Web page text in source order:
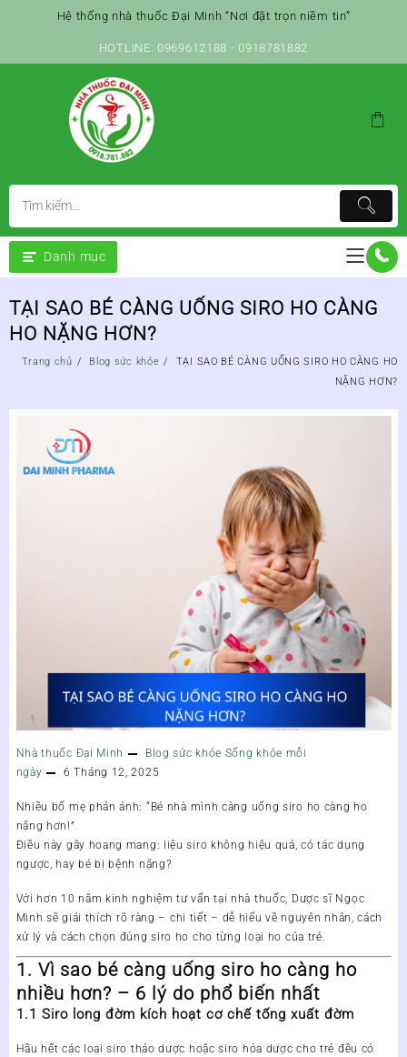
Hệ thống nhà thuốc Đại Minh “Nơi đặt trọn niềm tin”
HOTLINE: 0969612188 - 0918781882
Danh mục
TẠI SAO BÉ CÀNG UỐNG SIRO HO CÀNG
HO NẶNG HƠN?
Trang chủ Blog sức khỏe
TẠI SAO BÉ CÀNG UỐNG SIRO HO CÀNG HO
NẶNG HƠN?
Nhà thuốc Đại Minh Blog sức khỏe Sống khỏe mỗi
ngày
6 Tháng 12, 2025
Nhiều bố mẹ phản ánh: “Bé nhà mình càng uống siro ho càng ho
nặng hơn!”
Điều này gây hoang mang: liệu siro không hiệu quả, có tác dụng
ngược, hay bé bị bệnh nặng?
Với hơn 10 năm kinh nghiệm tư vấn tại nhà thuốc, Dược sĩ Ngọc
Minh sẽ giải thích rõ ràng – chi tiết – dễ hiểu về nguyên nhân, cách
xử lý và cách chọn đúng siro ho cho từng loại ho của trẻ.
1. Vì sao bé càng uống siro ho càng ho
nhiều hơn? – 6 lý do phổ biến nhất
1.1 Siro long đờm kích hoạt cơ chế tống xuất đờm
Hầu hết các loại siro thảo dược hoặc siro hóa dược cho trẻ đều có